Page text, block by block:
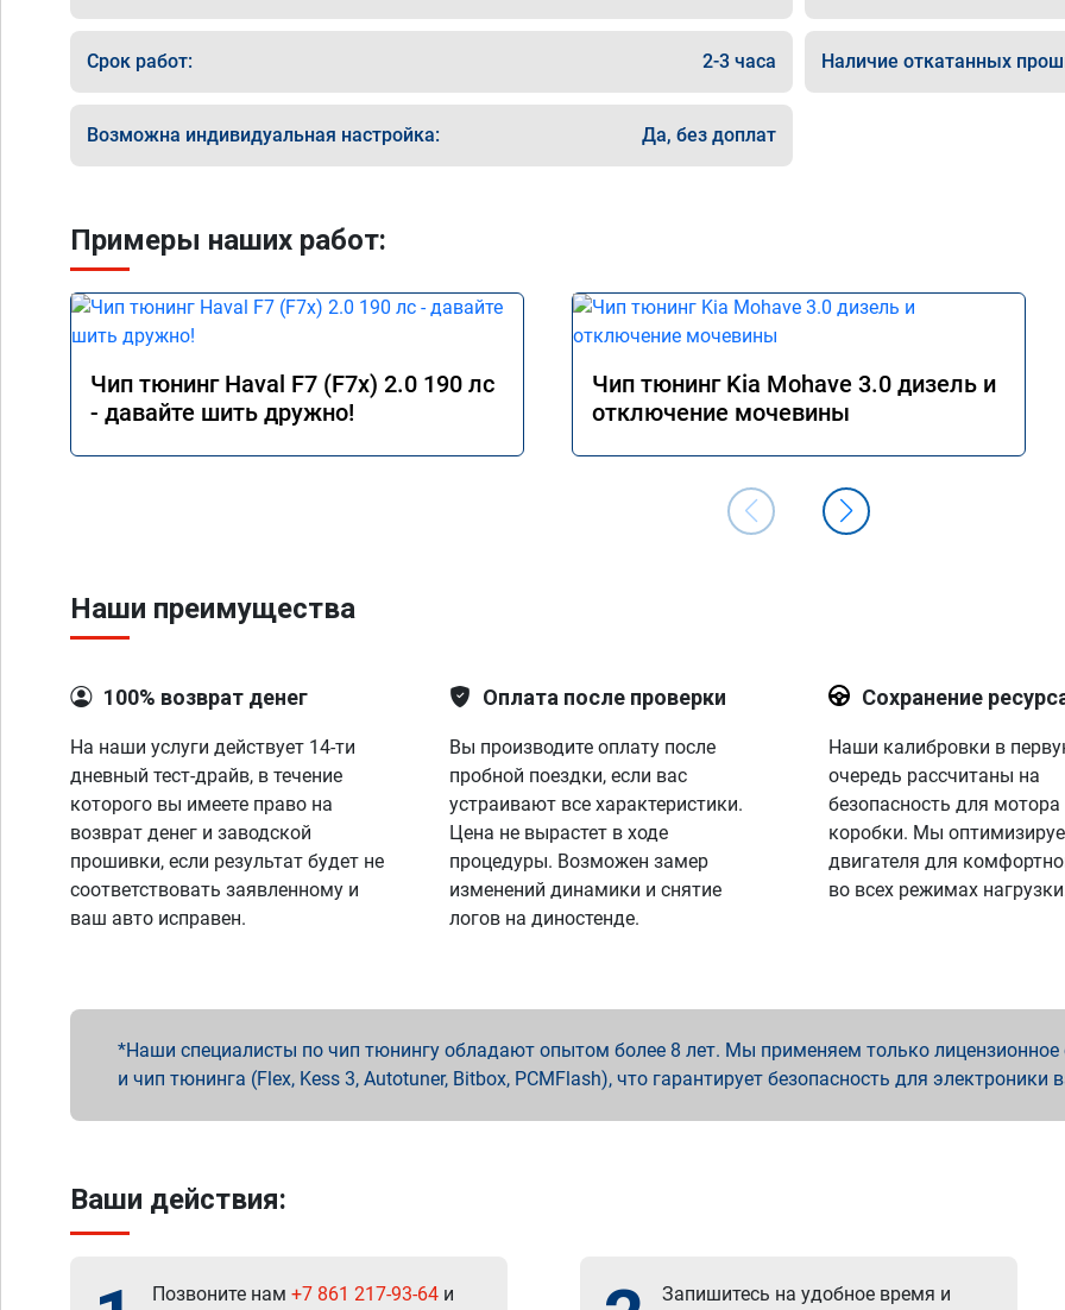
Срок работ: 2-3 часа Наличие откатанных
Возможна индивидуальная настройка: Да, без доплат
Примеры наших работ:
Чип тюнинг Haval F7 (F7x) 2.0 190 лс
- давайте шить дружно!
Чип тюнинг Kia Mohave 3.0 дизель и
отключение мочевины
Наши преимущества
100% возврат денег
На наши услуги действует 14-ти
дневный тест-драйв, в течение
которого вы имеете право на
возврат денег и заводской
прошивки, если результат будет не
соответствовать заявленному и
ваш авто исправен.
Оплата после проверки
Вы производите оплату после
пробной поездки, если вас
устраивают все характеристики.
Цена не вырастет в ходе
процедуры. Возможен замер
изменений динамики и снятие
логов на диностенде.
Сохранение
Наши калибровки в
очередь рассчитаны на
безопасность для мотора
коробки. Мы
двигателя для
во всех режимах
Наши специалисты по чип тюнингу обладают опытом более 8 лет. Мы применяем только лицензионное
и чип тюнинга (Flex, Kess 3, Autotuner, Bitbox, PCMFlash), что гарантирует безопасность для электроники
Ваши действия:
Позвоните нам +7 861 217-93-64 и Запишитесь на удобное время и